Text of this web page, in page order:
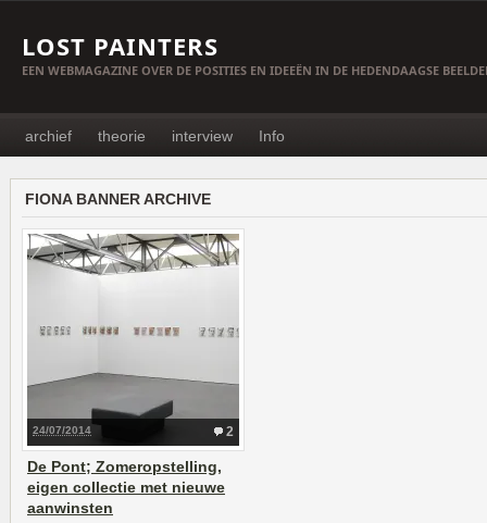
LOST PAINTERS
EEN WEBMAGAZINE OVER DE POSITIES EN IDEEËN IN DE HEDENDAAGSE
archief theorie interview Info
FIONA BANNER ARCHIVE
2
24/07/2014
De Pont; Zomeropstelling,
eigen collectie met nieuwe
aanwinsten